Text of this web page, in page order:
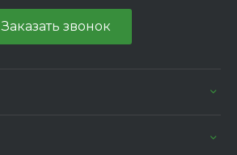
Заказать звонок